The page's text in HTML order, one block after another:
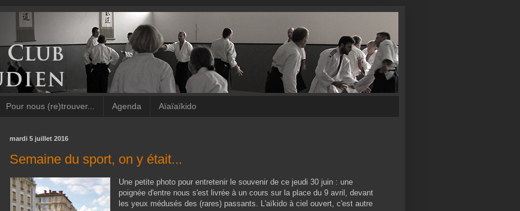
Pour nous (re)trouver... Agenda Aïaïaïkido
mardi 5 juillet 2016
Semaine du sport, on y était...
Une petite photo pour entretenir le souvenir de ce jeudi 30 juin : une
poignée d'entre nous s'est livrée à un cours sur la place du 9 avril, devant
les yeux médusés des (rares) passants. L'aïkido à ciel ouvert, c'est autre